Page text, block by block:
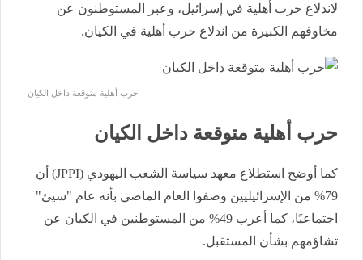
لاندلاع حرب أهلية في إسرائيل، وعبر المستوطنون عن
مخاوفهم الكبيرة من اندلاع حرب أهلية في الكيان.
حرب أهلية متوقعة داخل الكيان
حرب أهلية متوقعة داخل الكيان
كما أوضح استطلاع معهد سياسة الشعب اليهودي (JPPI) أن
79% من الإسرائيليين وصفوا العام الماضي بأنه عام "سيئ"
اجتماعيًا، كما أعرب 49% من المستوطنين في الكيان عن
تشاؤمهم بشأن المستقبل.